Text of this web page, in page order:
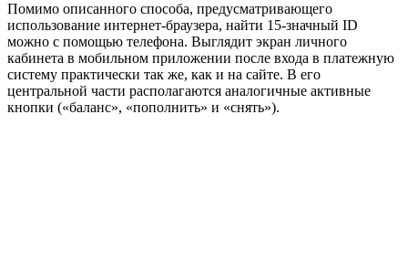
Помимо описанного способа, предусматривающего
использование интернет-браузера, найти 15-значный ID
можно с помощью телефона. Выглядит экран личного
кабинета в мобильном приложении после входа в платежную
систему практически так же, как и на сайте. В его
центральной части располагаются аналогичные активные
кнопки («баланс», «пополнить» и «снять»).